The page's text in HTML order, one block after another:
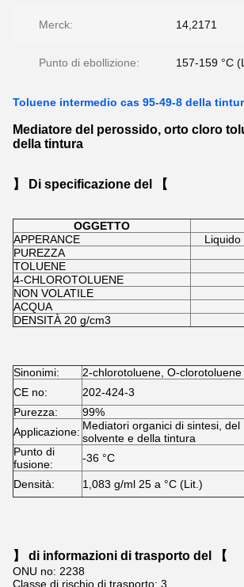
Merck: 14,2171
Punto di ebollizione: 157-159 °C
Toluene intermedio cas 95-49-8 della
Mediatore del perossido, orto cloro
della tintura
】 Di specificazione del 【
OGGETTO
APPERANCE
Liquido
PUREZZA
TOLUENE
4-CHLOROTOLUENE
NON VOLATILE
ACQUA
DENSITÀ 20 g/cm3
Sinonimi: 2-chlorotoluene, O-clorotoluene
CE no:
202-424-3
Purezza:
99%
Applicazione: Mediatori organici di sintesi, del
solvente e della tintura
Punto di
fusione:
-36 °C
Densità: 1,083 g/ml 25 a °C (Lit.)
】 di informazioni di trasporto del 【
ONU no: 2238
Classe di rischio di trasporto: 3